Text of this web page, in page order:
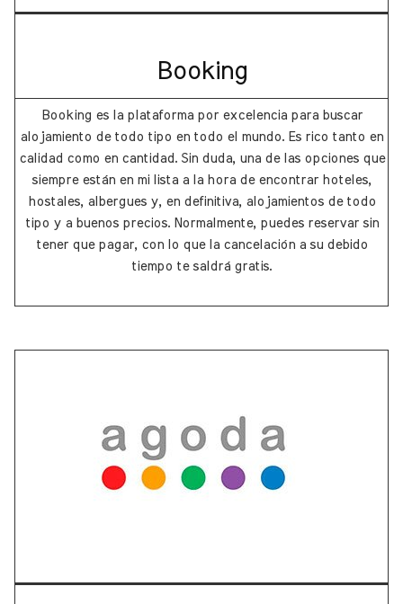
Booking
Booking es la plataforma por excelencia para buscar
alojamiento de todo tipo en todo el mundo. Es rico tanto en
calidad como en cantidad. Sin duda, una de las opciones que
siempre están en mi lista a la hora de encontrar hoteles,
hostales, albergues y, en definitiva, alojamientos de todo
tipo y a buenos precios. Normalmente, puedes reservar sin
tener que pagar, con lo que la cancelación a su debido
tiempo te saldrá gratis.